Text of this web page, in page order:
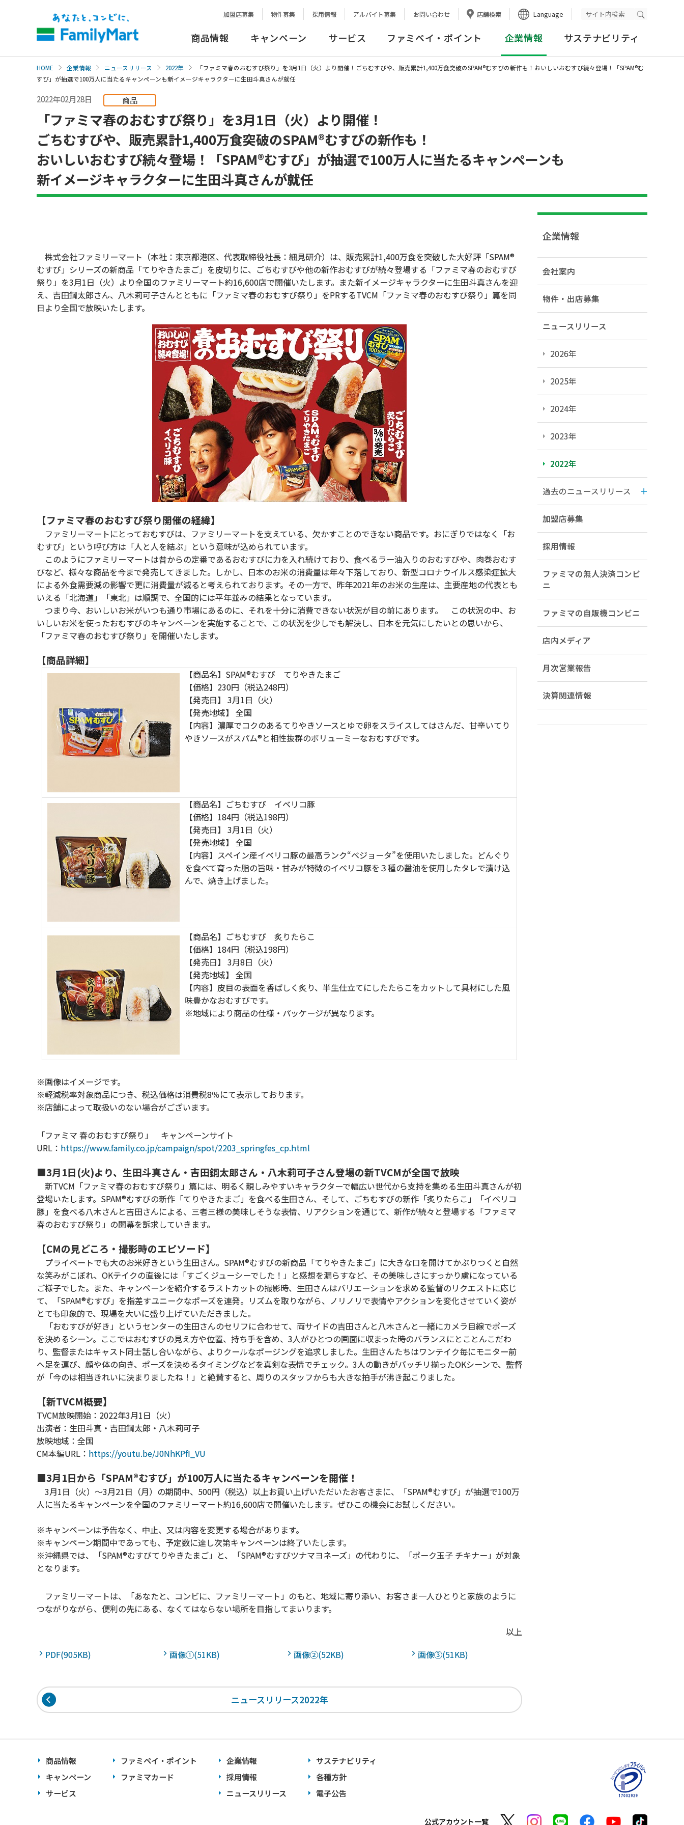
加盟店募集 物件募集 採用情報 アルバイト募集 お問い合わせ 店舗検索 Language 検索実行
商品情報 キャンペーン サービス ファミペイ・ポイント 企業情報 サステナビリティ
HOME 企業情報 ニュースリリース 2022年
「ファミマ春のおむすび祭り」を3月1日（火）より開催！ごちむすびや、販売累計1,400万食突破のSPAM®むすびの新作も！おいしいおむすび続々登場！「SPAM®む
すび」が抽選で100万人に当たるキャンペーンも新イメージキャラクターに生田斗真さんが就任
2022年02月28日 商品
「ファミマ春のおむすび祭り」を3月1日（火）より開催！
ごちむすびや、販売累計1,400万食突破のSPAM®むすびの新作も！
おいしいおむすび続々登場！「SPAM®むすび」が抽選で100万人に当たるキャンペーンも
新イメージキャラクターに生田斗真さんが就任
株式会社ファミリーマート（本社：東京都港区、代表取締役社長：細見研介）は、販売累計1,400万食を突破した大好評「SPAM®
むすび」シリーズの新商品「てりやきたまご」を皮切りに、ごちむすびや他の新作おむすびが続々登場する「ファミマ春のおむすび
祭り」を3月1日（火）より全国のファミリーマート約16,600店で開催いたします。また新イメージキャラクターに生田斗真さんを迎
え、吉田鋼太郎さん、八木莉可子さんとともに「ファミマ春のおむすび祭り」をPRするTVCM「ファミマ春のおむすび祭り」篇を同
日より全国で放映いたします。
【ファミマ春のおむすび祭り開催の経緯】
ファミリーマートにとっておむすびは、ファミリーマートを支えている、欠かすことのできない商品です。おにぎりではなく「お
むすび」という呼び方は「人と人を結ぶ」という意味が込められています。
このようにファミリーマートは昔からの定番であるおむすびに力を入れ続けており、食べるラー油入りのおむすびや、肉巻おむす
びなど、様々な商品を今まで発売してきました。しかし、日本のお米の消費量は年々下落しており、新型コロナウイルス感染症拡大
による外食需要減の影響で更に消費量が減ると考えられております。その一方で、昨年2021年のお米の生産は、主要産地の代表とも
いえる「北海道」「東北」は順調で、全国的には平年並みの結果となっています。
つまり今、おいしいお米がいつも通り市場にあるのに、それを十分に消費できない状況が目の前にあります。 この状況の中、お
いしいお米を使ったおむすびのキャンペーンを実施することで、この状況を少しでも解決し、日本を元気にしたいとの思いから、
「ファミマ春のおむすび祭り」を開催いたします。
【商品詳細】
【商品名】SPAM®むすび てりやきたまご
【価格】230円（税込248円）
【発売日】 3月1日（火）
【発売地域】 全国
【内容】濃厚でコクのあるてりやきソースとゆで卵をスライスしてはさんだ、甘辛いてり
やきソースがスパム®と相性抜群のボリューミーなおむすびです。
【商品名】ごちむすび イベリコ豚
【価格】184円（税込198円）
【発売日】 3月1日（火）
【発売地域】 全国
【内容】スペイン産イベリコ豚の最高ランク“ベジョータ”を使用いたしました。どんぐり
を食べて育った脂の旨味・甘みが特徴のイベリコ豚を３種の醤油を使用したタレで漬け込
んで、焼き上げました。
【商品名】ごちむすび 炙りたらこ
【価格】184円（税込198円）
【発売日】 3月8日（火）
【発売地域】 全国
【内容】皮目の表面を香ばしく炙り、半生仕立てにしたたらこをカットして具材にした風
味豊かなおむすびです。
※地域により商品の仕様・パッケージが異なります。
※画像はイメージです。
※軽減税率対象商品につき、税込価格は消費税8％にて表示しております。
※店舗によって取扱いのない場合がございます。
「ファミマ 春のおむすび祭り」 キャンペーンサイト
URL： https://www.family.co.jp/campaign/spot/2203_springfes_cp.html
■3月1日(火)より、生田斗真さん・吉田鋼太郎さん・八木莉可子さん登場の新TVCMが全国で放映
新TVCM「ファミマ春のおむすび祭り」篇には、明るく親しみやすいキャラクターで幅広い世代から支持を集める生田斗真さんが初
登場いたします。SPAM®むすびの新作「てりやきたまご」を食べる生田さん、そして、ごちむすびの新作「炙りたらこ」「イベリコ
豚」を食べる八木さんと吉田さんによる、三者三様の美味しそうな表情、リアクションを通じて、新作が続々と登場する「ファミマ
春のおむすび祭り」の開幕を訴求していきます。
【CMの見どころ・撮影時のエピソード】
プライベートでも大のお米好きという生田さん。SPAM®むすびの新商品「てりやきたまご」に大きな口を開けてかぶりつくと自然
な笑みがこぼれ、OKテイクの直後には「すごくジューシーでした！」と感想を漏らすなど、その美味しさにすっかり虜になっている
ご様子でした。また、キャンペーンを紹介するラストカットの撮影時、生田さんはバリエーションを求める監督のリクエストに応じ
て、「SPAM®むすび」を指差すユニークなポーズを連発。リズムを取りながら、ノリノリで表情やアクションを変化させていく姿が
とても印象的で、現場を大いに盛り上げていただきました。
「おむすびが好き」というセンターの生田さんのセリフに合わせて、両サイドの吉田さんと八木さんと一緒にカメラ目線でポーズ
を決めるシーン。ここではおむすびの見え方や位置、持ち手を含め、3人がひとつの画面に収まった時のバランスにとことんこだわ
り、監督またはキャスト同士話し合いながら、よりクールなポージングを追求しました。生田さんたちはワンテイク毎にモニター前
へ足を運び、顔や体の向き、ポーズを決めるタイミングなどを真剣な表情でチェック。3人の動きがバッチリ揃ったOKシーンで、監督
が「今のは相当きれいに決まりましたね！」と絶賛すると、周りのスタッフからも大きな拍手が沸き起こりました。
【新TVCM概要】
TVCM放映開始：2022年3月1日（火）
出演者：生田斗真・吉田鋼太郎・八木莉可子
放映地域：全国
CM本編URL： https://youtu.be/J0NhKPfI_VU
■3月1日から「SPAM®むすび」が100万人に当たるキャンペーンを開催！
3月1日（火）～3月21日（月）の期間中、500円（税込）以上お買い上げいただいたお客さまに、「SPAM®むすび」が抽選で100万
人に当たるキャンペーンを全国のファミリーマート約16,600店で開催いたします。ぜひこの機会にお試しください。
※キャンペーンは予告なく、中止、又は内容を変更する場合があります。
※キャンペーン期間中であっても、予定数に達し次第キャンペーンは終了いたします。
※沖縄県では、「SPAM®むすびてりやきたまご」と、「SPAM®むすびツナマヨネーズ」の代わりに、「ポーク玉子 チキナー」が対象
となります。
ファミリーマートは、「あなたと、コンビに、ファミリーマート」のもと、地域に寄り添い、お客さま一人ひとりと家族のように
つながりながら、便利の先にある、なくてはならない場所を目指してまいります。
以上
PDF(905KB)
画像①(51KB) 画像②(52KB) 画像③(51KB)
ニュースリリース2022年
企業情報
会社案内
物件・出店募集
ニュースリリース
2026年
2025年
2024年
2023年
2022年
過去のニュースリリース
加盟店募集
採用情報
ファミマの無人決済コンビ
ニ
ファミマの自販機コンビニ
店内メディア
月次営業報告
決算関連情報
商品情報
キャンペーン
サービス
ファミペイ・ポイント
ファミマカード
企業情報
採用情報
ニュースリリース
サステナビリティ
各種方針
電子公告
公式アカウント一覧